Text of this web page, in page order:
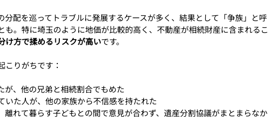
分配を巡ってトラブルに発展するケースが多く、結果として「争族」と呼
も。特に埼玉のように地価が比較的高く、不動産が相続財産に含まれるこ
け方で揉めるリスクが高いです。
こりがちです：
が、他の兄弟と相続割合でもめた
いた人が、他の家族から不信感を持たれた
離れて暮らす子どもとの間で意見が合わず、遺産分割協議がまとまらなか